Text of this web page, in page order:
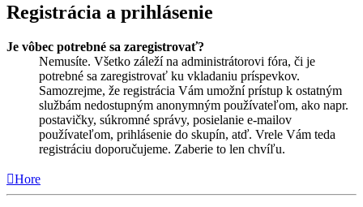
Registrácia a prihlásenie
Je vôbec potrebné sa zaregistrovať?
Nemusíte. Všetko záleží na administrátorovi fóra, či je
potrebné sa zaregistrovať ku vkladaniu príspevkov.
Samozrejme, že registrácia Vám umožní prístup k ostatným
službám nedostupným anonymným používateľom, ako napr.
postavičky, súkromné správy, posielanie e-mailov
používateľom, prihlásenie do skupín, atď. Vrele Vám teda
registráciu doporučujeme. Zaberie to len chvíľu.
Hore